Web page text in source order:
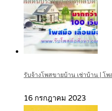
รับจ้างโพสขายบ้าน เช่าบ้าน | โ
16 กรกฎาคม 2023